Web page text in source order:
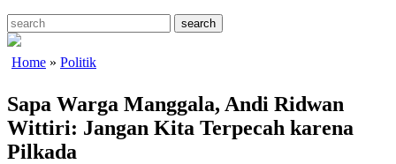
Home » Politik
Sapa Warga Manggala, Andi Ridwan
Wittiri: Jangan Kita Terpecah karena
Pilkada